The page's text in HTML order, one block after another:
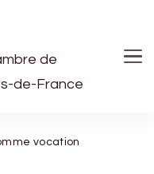
de
de-France
vocation